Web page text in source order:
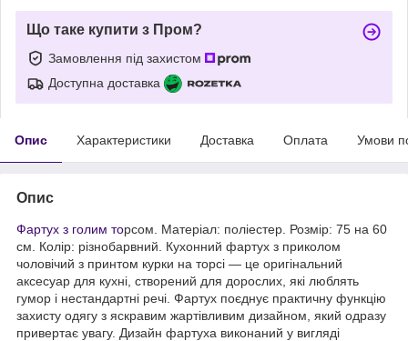
Що таке купити з Пром?
Замовлення під захистом
Доступна доставка
Опис Характеристики Доставка Оплата Умови
Опис
Фартух з голим торсом. Матеріал: поліестер. Розмір: 75 на 60
см. Колір: різнобарвний. Кухонний фартух з приколом
чоловічий з принтом курки на торсі — це оригінальний
аксесуар для кухні, створений для дорослих, які люблять
гумор і нестандартні речі. Фартух поєднує практичну функцію
захисту одягу з яскравим жартівливим дизайном, який одразу
привертає увагу. Дизайн фартуха виконаний у вигляді